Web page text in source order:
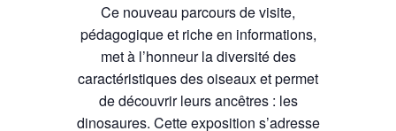
Ce nouveau parcours de visite,
pédagogique et riche en informations,
met à l’honneur la diversité des
caractéristiques des oiseaux et permet
de découvrir leurs ancêtres : les
dinosaures. Cette exposition s’adresse